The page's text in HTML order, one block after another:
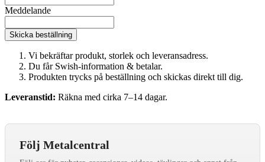
Meddelande
Skicka beställning
Vi bekräftar produkt, storlek och leveransadress.
Du får Swish-information & betalar.
Produkten trycks på beställning och skickas direkt till dig.
Leveranstid: Räkna med cirka 7–14 dagar.
Följ Metalcentral